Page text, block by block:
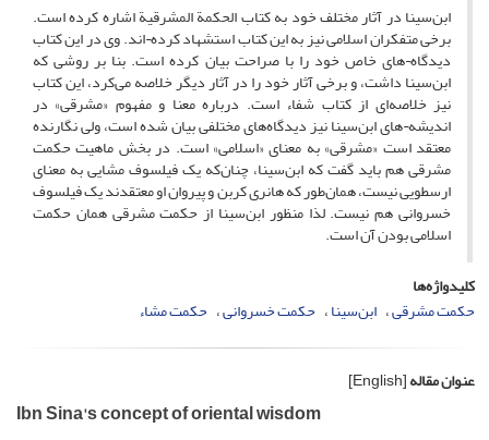
ابن‌سینا در آثار مختلف خود به کتاب الحکمة المشرقیة اشاره کرده است.
برخی متفکران اسلامی نیز به این کتاب استشهاد کرده¬اند. وی در این کتاب
دیدگاه¬های خاص خود را با صراحت بیان کرده است. بنا بر روشی که
ابن‌سینا داشت، و برخی آثار خود را در آثار دیگر خلاصه می‌کرد، این کتاب
نیز خلاصه‌ای از کتاب شفاء است. درباره معنا و مفهوم «مشرقی» در
اندیشه¬های ابن‌سینا نیز دیدگاه‌های مختلفی بیان شده است، ولی نگارنده
معتقد است «مشرقی» به معنای «اسلامی» است. در بخش ماهیت حکمت
مشرقی هم باید گفت که ابن‌سینا، چنان‌که یک فیلسوف مشایی به معنای
ارسطویی نیست، همان‌طور که هانری کربن و پیروان او معتقدند یک فیلسوف
خسروانی هم نیست. لذا منظور ابن‌سینا از حکمت مشرقی همان حکمت
اسلامی بودن آن است.
کلیدواژه‌ها
حکمت مشرقی ابن‌سینا حکمت خسروانی حکمت مشاء
عنوان مقاله[English]
Ibn Sina's concept of oriental wisdom